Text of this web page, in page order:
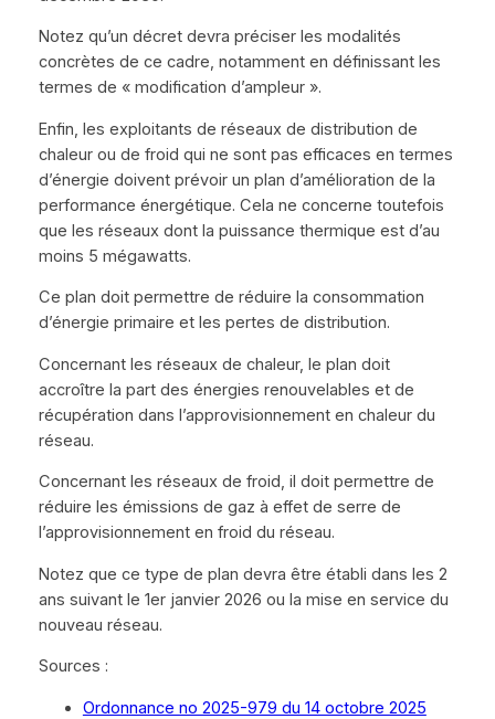
Notez qu’un décret devra préciser les modalités
concrètes de ce cadre, notamment en définissant les
termes de « modification d’ampleur ».
Enfin, les exploitants de réseaux de distribution de
chaleur ou de froid qui ne sont pas efficaces en termes
d’énergie doivent prévoir un plan d’amélioration de la
performance énergétique. Cela ne concerne toutefois
que les réseaux dont la puissance thermique est d’au
moins 5 mégawatts.
Ce plan doit permettre de réduire la consommation
d’énergie primaire et les pertes de distribution.
Concernant les réseaux de chaleur, le plan doit
accroître la part des énergies renouvelables et de
récupération dans l’approvisionnement en chaleur du
réseau.
Concernant les réseaux de froid, il doit permettre de
réduire les émissions de gaz à effet de serre de
l’approvisionnement en froid du réseau.
Notez que ce type de plan devra être établi dans les 2
ans suivant le 1er janvier 2026 ou la mise en service du
nouveau réseau.
Sources :
Ordonnance no 2025-979 du 14 octobre 2025